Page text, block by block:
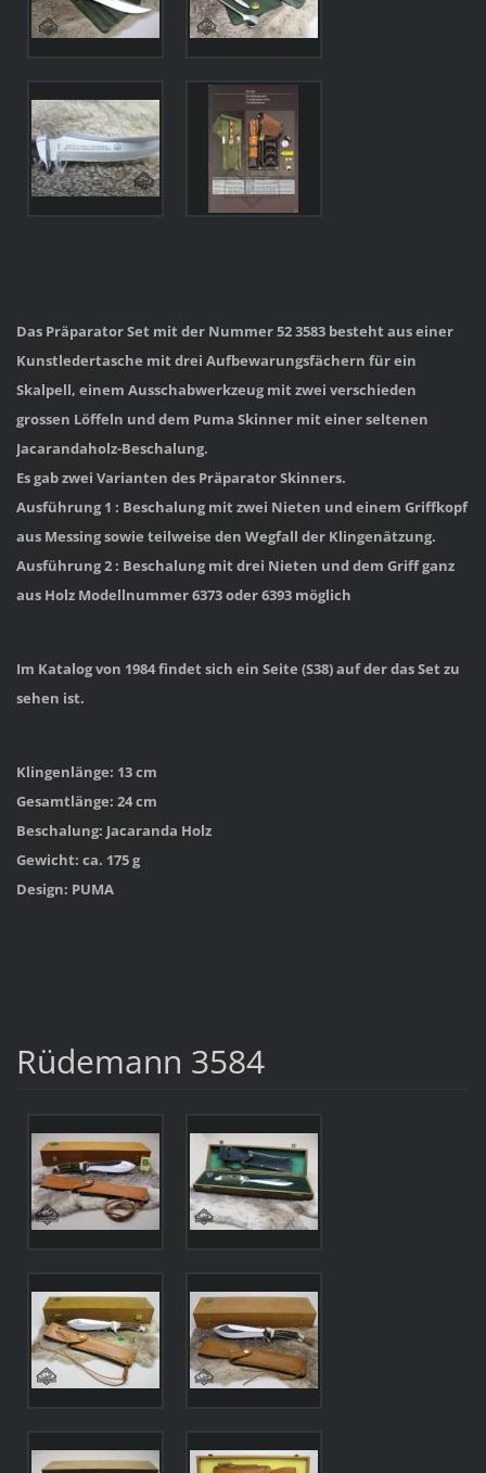
Das Präparator Set mit der Nummer 52 3583 besteht aus einer
Kunstledertasche mit drei Aufbewarungsfächern für ein
Skalpell, einem Ausschabwerkzeug mit zwei verschieden
grossen Löffeln und dem Puma Skinner mit einer seltenen
Jacarandaholz-Beschalung.
Es gab zwei Varianten des Präparator Skinners.
Ausführung 1 : Beschalung mit zwei Nieten und einem Griffkopf
aus Messing sowie teilweise den Wegfall der Klingenätzung.
Ausführung 2 : Beschalung mit drei Nieten und dem Griff ganz
aus Holz Modellnummer 6373 oder 6393 möglich
Im Katalog von 1984 findet sich ein Seite (S38) auf der das Set zu
sehen ist.
Klingenlänge: 13 cm
Gesamtlänge: 24 cm
Beschalung: Jacaranda Holz
Gewicht: ca. 175 g
Design: PUMA
Rüdemann 3584